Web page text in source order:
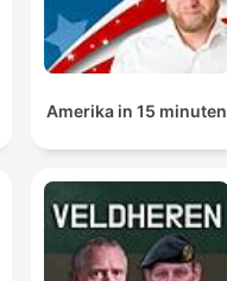
Amerika in 15 minuten